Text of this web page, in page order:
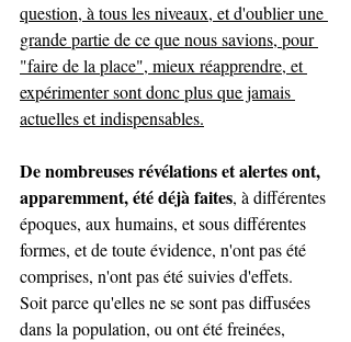
question, à tous les niveaux, et d'oublier une
grande partie de ce que nous savions, pour
"faire de la place", mieux réapprendre, et
expérimenter sont donc plus que jamais
actuelles et indispensables.
De nombreuses révélations et alertes ont,
apparemment, été déjà faites, à différentes
époques, aux humains, et sous différentes
formes, et de toute évidence, n'ont pas été
comprises, n'ont pas été suivies d'effets.
Soit parce qu'elles ne se sont pas diffusées
dans la population, ou ont été freinées,